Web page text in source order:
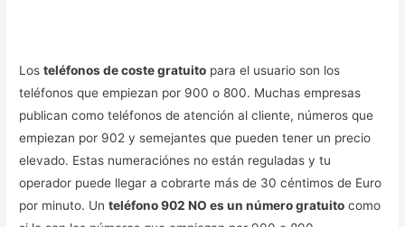
Losteléfonos de coste gratuito para el usuario son los
teléfonos que empiezan por 900 o 800. Muchas empresas
publican como teléfonos de atención al cliente, números que
empiezan por 902 y semejantes que pueden tener un precio
elevado. Estas numeraciónes no están reguladas y tu
operador puede llegar a cobrarte más de 30 céntimos de Euro
por minuto. Unteléfono 902 NO es un número gratuito como